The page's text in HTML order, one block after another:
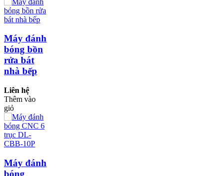
Máy đánh
bóng bồn
rửa bát
nhà bếp
Liên hệ
Thêm vào
giỏ
Máy đánh
bóng